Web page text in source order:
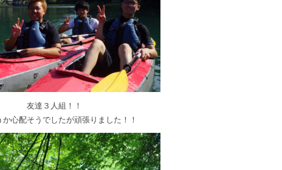
友達３人組！！
か心配そうでしたが頑張りました！！